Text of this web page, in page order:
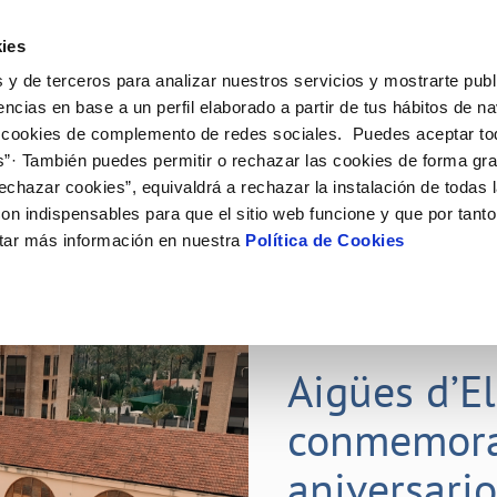
y de terceros para analizar nuestros servicios y mostrarte
en base a un perfil elaborado a partir de tus hábitos de
de complemento de redes sociales. Puedes aceptar
También puedes permitir o rechazar las cookies de forma
cookies”, equivaldrá a rechazar la instalación de todas
indispensables para que el sitio web funcione y que por
más información en nuestra Política de Cookies
de titular
de suministro
MODIFICACIÓN DE DATOS
Actualizar datos bancarios
Actualizar datos de
VER TODAS LAS GESTIONES
Tu Servicio
AL CLIENTE
contacto
y afectaciones
e impresos
COMPROMISO DE SERVICIO
Carta de compromisos
Customer Counsel (Defensa del
Tu Agua
del agua
consumidor
CUIDADOS DEL AGUA
Consejos de ahorro
Depósitos comunitarios
Conócenos
DE GESTIÓN Y CERTIFICADOS
MEDIDAS ANTIFRAUDE
PERFIL DEL CONTRATANTE
Plataforma de contratación del
público
Portal del proveedor
Aigües